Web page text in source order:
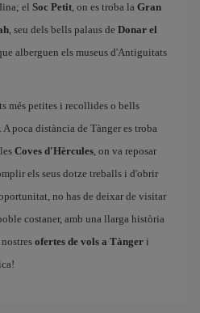
el Soc Petit, on es troba la Gran
, seu dels bells palaus de Donar el
alberguen els museus d'Antiguitats
més petites i recollides o bells
poca distància de Tànger es troba
Coves d'Hèrcules, on va reposar
els seus dotze treballs i d'obrir
no has de deixar de visitar
costaner, amb una llarga història
ofertes de vols a Tànger i